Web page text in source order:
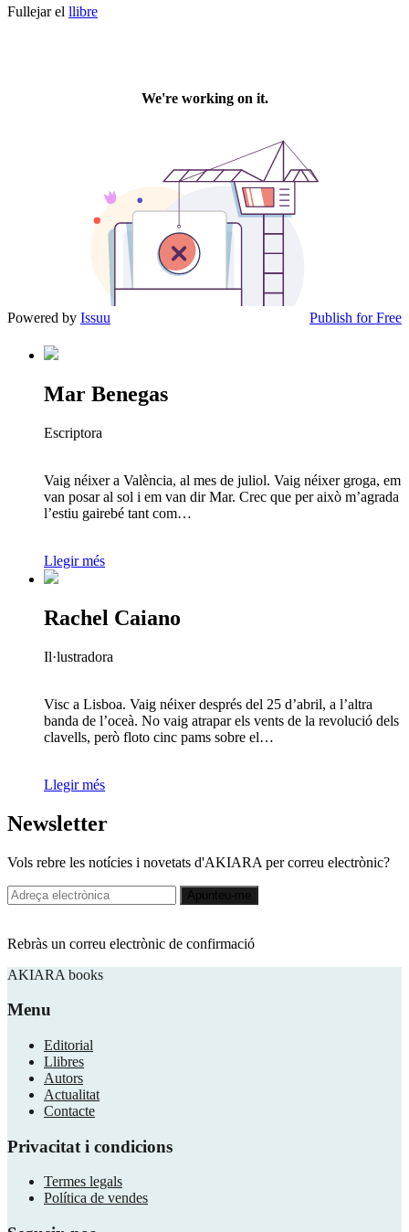
Fullejar el llibre
Powered by Issuu Publish for Free
Mar Benegas
Escriptora
Vaig néixer a València, al mes de juliol. Vaig néixer groga, em
van posar al sol i em van dir Mar. Crec que per això m’agrada
l’estiu gairebé tant com…
Llegir més
Rachel Caiano
Il·lustradora
Visc a Lisboa. Vaig néixer després del 25 d’abril, a l’altra
banda de l’oceà. No vaig atrapar els vents de la revolució dels
clavells, però floto cinc pams sobre el…
Llegir més
Newsletter
Vols rebre les notícies i novetats d'AKIARA per correu electrònic?
Rebràs un correu electrònic de confirmació
AKIARA books
Menu
Editorial
Llibres
Autors
Actualitat
Contacte
Privacitat i condicions
​Termes legals
Política de vendes